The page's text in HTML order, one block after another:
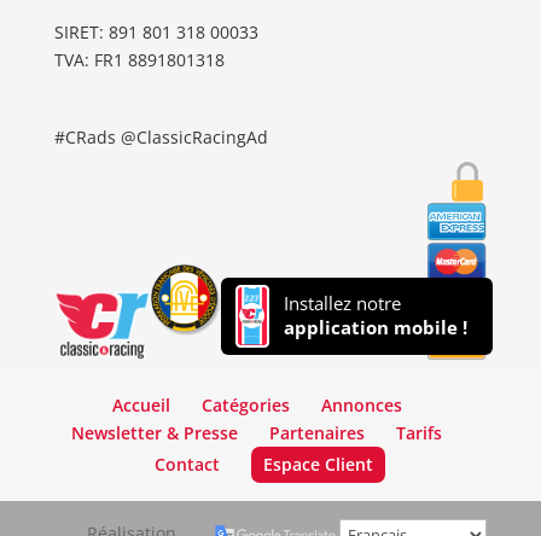
SIRET: 891 801 318 00033
TVA: FR1 8891801318
#CRads @ClassicRacingAd
Installez notre
application mobile !
Accueil Catégories
Annonces
Newsletter & Presse
Partenaires
Tarifs
Contact
Espace Client